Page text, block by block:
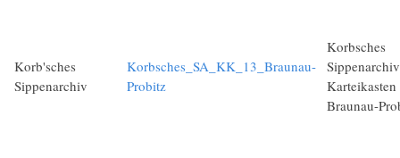
Korb'sches
Sippenarchiv
Korbsches_SA_KK_13_Braunau-
Probitz
Korbsches
Sippenarchiv
Karteikasten
Braunau-